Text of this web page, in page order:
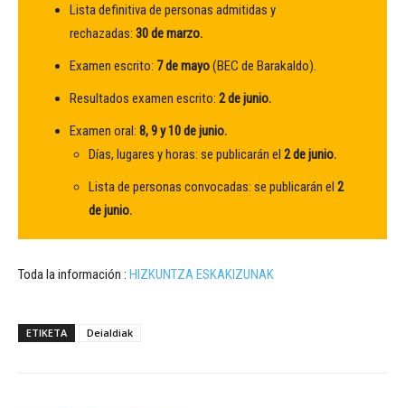
Lista definitiva de personas admitidas y
rechazadas: 30de marzo.
Examen escrito: 7 de mayo(BEC de Barakaldo).
Resultados examen escrito: 2 de junio.
Examen oral: 8, 9 y 10 de junio.
Días, lugares y horas: se publicarán el 2 de junio.
Lista de personas convocadas: se publicarán el 2
de junio.
Toda la información : HIZKUNTZA ESKAKIZUNAK
ETIKETA Deialdiak